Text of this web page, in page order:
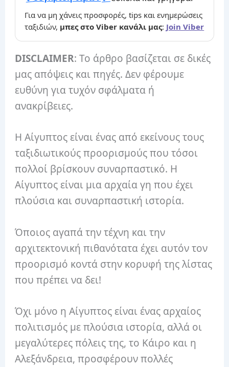
Για να μη χάνεις προσφορές, tips και ενημερώσεις
ταξιδιών, μπες στο Viber κανάλι μας: Join Viber
DISCLAIMER: Το άρθρο βασίζεται σε δικές
μας απόψεις και πηγές. Δεν φέρουμε
ευθύνη για τυχόν σφάλματα ή
ανακρίβειες.
Η Αίγυπτος είναι ένας από εκείνους τους
ταξιδιωτικούς προορισμούς που τόσοι
πολλοί βρίσκουν συναρπαστικό. Η
Αίγυπτος είναι μια αρχαία γη που έχει
πλούσια και συναρπαστική ιστορία.
Όποιος αγαπά την τέχνη και την
αρχιτεκτονική πιθανότατα έχει αυτόν τον
προορισμό κοντά στην κορυφή της λίστας
που πρέπει να δει!
Όχι μόνο η Αίγυπτος είναι ένας αρχαίος
πολιτισμός με πλούσια ιστορία, αλλά οι
μεγαλύτερες πόλεις της, το Κάιρο και η
Αλεξάνδρεια, προσφέρουν πολλές